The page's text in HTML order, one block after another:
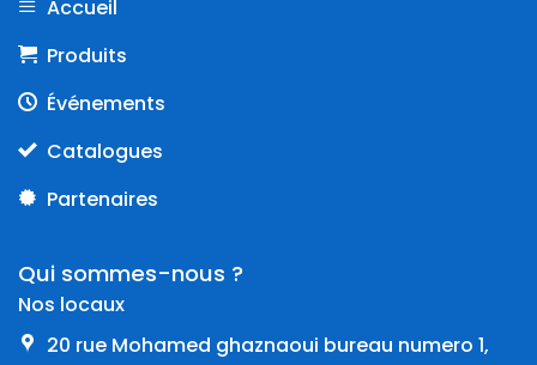
Accueil
Produits
Événements
Catalogues
Partenaires
Qui sommes-nous ?
Nos locaux
20 rue Mohamed ghaznaoui bureau numero 1,